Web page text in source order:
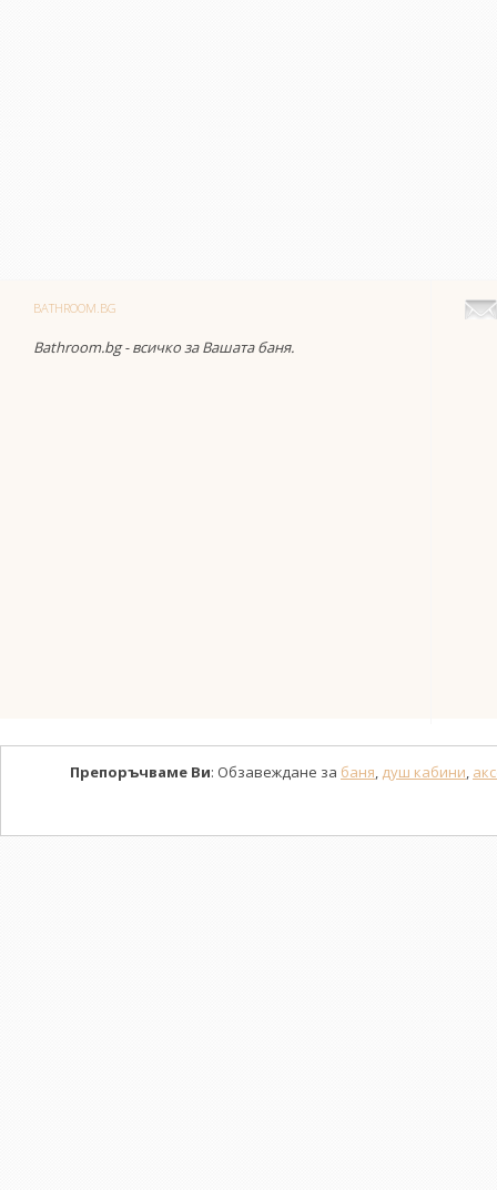
BATHROOM.BG
Bathroom.bg - всичко за Вашата баня.
Препоръчваме Ви: Обзавеждане за баня, душ кабини,